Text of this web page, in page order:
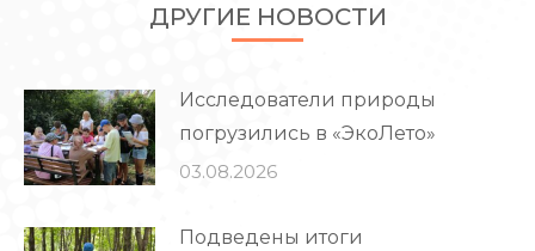
ДРУГИЕ НОВОСТИ
Исследователи природы
погрузились в «ЭкоЛето»
03.08.2026
Подведены итоги